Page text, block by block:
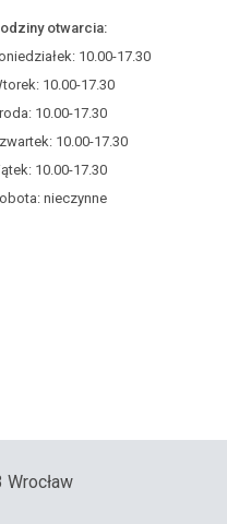
otwarcia:
10.00-17.30
10.00-17.30
10.00-17.30
10.00-17.30
10.00-17.30
nieczynne
Wrocław